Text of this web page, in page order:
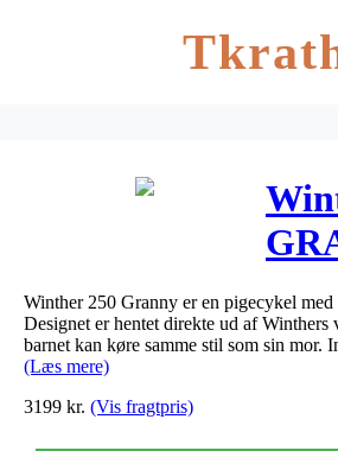
Winther 250 Granny er en pigecykel med
Designet er hentet direkte ud af Winthers
barnet kan køre samme stil som sin mor.
(Læs mere)
3199 kr. (Vis fragtpris)